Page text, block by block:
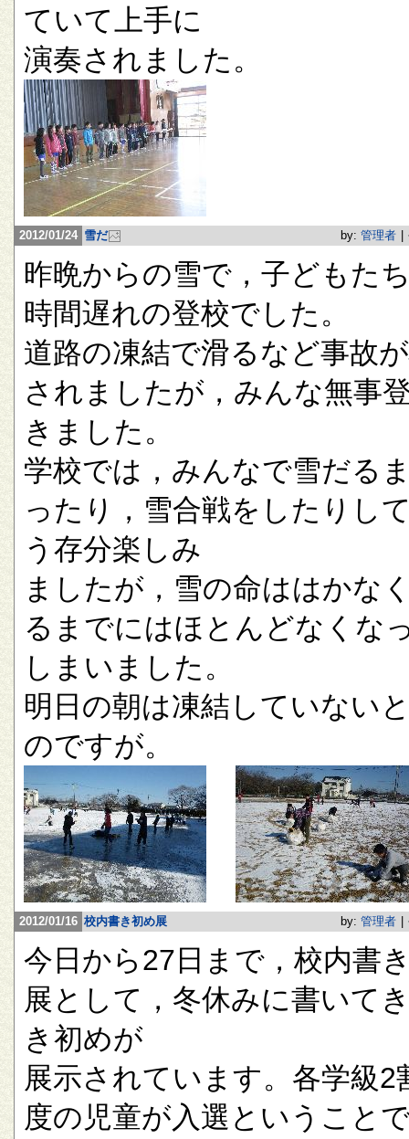
ていて上手に
演奏されました。
2012/01/24 雪だ by: 管理者
昨晩からの雪で，子どもた
時間遅れの登校でした。
道路の凍結で滑るなど事故
されましたが，みんな無事
きました。
学校では，みんなで雪だる
ったり，雪合戦をしたりし
う存分楽しみ
ましたが，雪の命ははかな
るまでにはほとんどなくな
しまいました。
明日の朝は凍結していない
のですが。
2012/01/16 校内書き初め展 by: 管理者
今日から27日まで，校内書
展として，冬休みに書いて
き初めが
展示されています。各学級2
度の児童が入選ということ